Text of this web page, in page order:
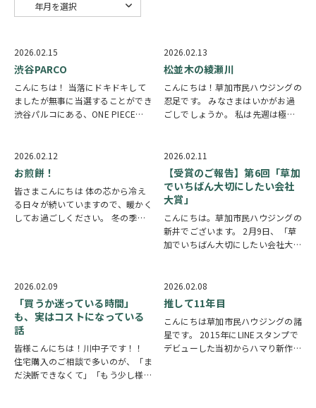
2026.02.15
渋谷PARCO
こんにちは！ 当落にドキドキして
ましたが無事に当選することができ
渋谷パルコにある、ONE PIECE
ぱいになり「うわぁ…」って 声が
漏れました。名シーンのパネルがず
らり…
2026.02.13
松並木の綾瀬川
こんにちは！草加市民ハウジングの
忍足です。 みなさまはいかがお過
ごしでしょうか。 私は先週は極め
気温感が良いとの心情で日々過ごし
ております。 みなさまは寒い日と
暑い日のどちらが…
2026.02.12
お煎餅！
皆さまこんにちは 体の芯から冷え
る日々が続いていますので、暖かく
してお過ごしください。 冬の季節
の食品売場、「デパ…
2026.02.11
【受賞のご報告】第6回「草加
でいちばん大切にしたい会社
大賞」
こんにちは。草加市民ハウジングの
新井でございます。 2月9日、「草
加でいちばん大切にしたい会社大
いちばん大切にしたい会社」大賞の
公認地域版として、 草加市商工会
議所が主催し、草…
2026.02.09
「買うか迷っている時間」
も、実はコストになっている
話
皆様こんにちは！川中子です！！
住宅購入のご相談で多いのが、「ま
だ決断できなくて」「もう少し様子
2026.02.08
推して11年目
こんにちは草加市民ハウジングの諸
星です。 2015年にLINEスタンプで
デビューした当初からハマり新作が